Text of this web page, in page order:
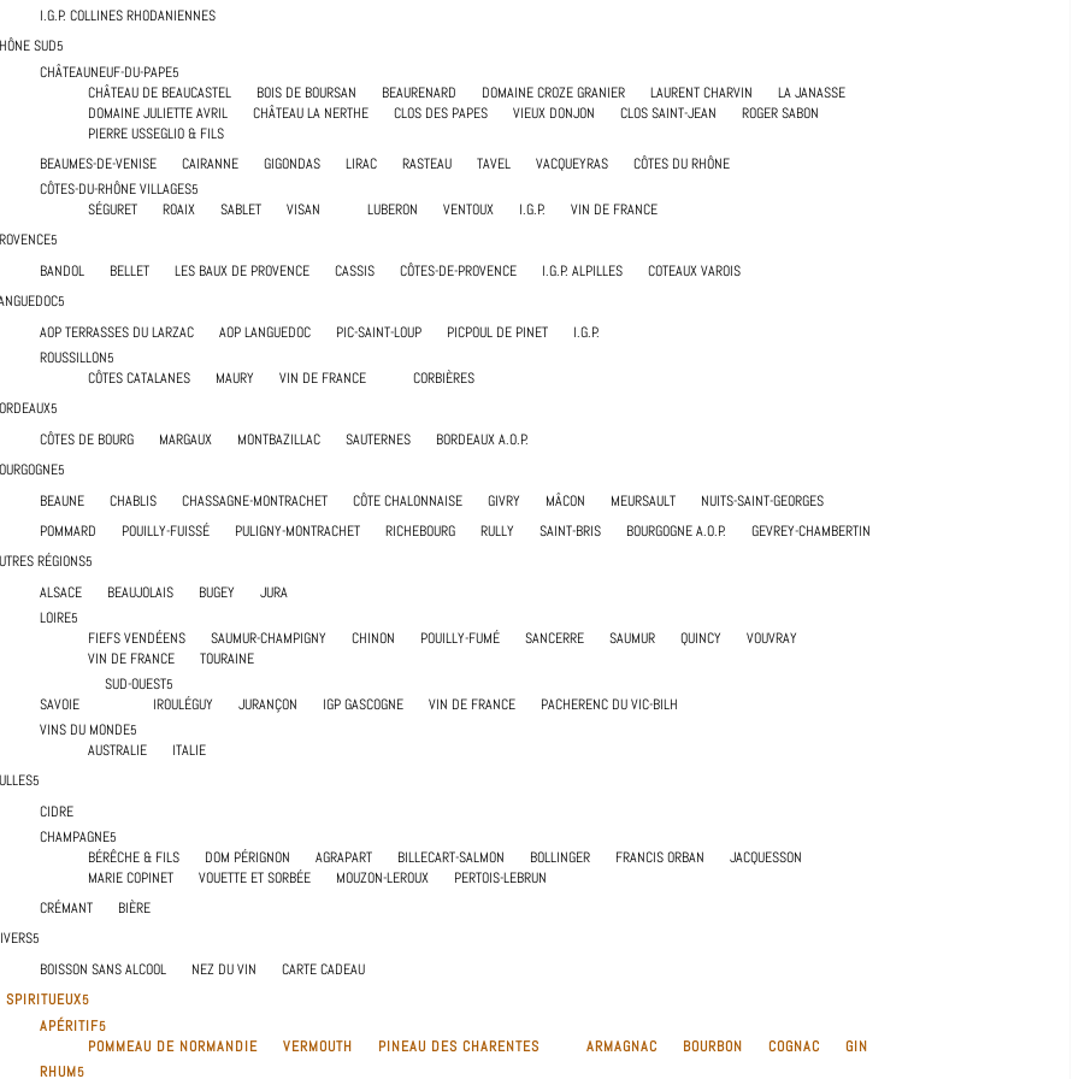
I.G.P. COLLINES RHODANIENNES
SUD
CHÂTEAUNEUF-DU-PAPE
CHÂTEAU DE BEAUCASTEL
BOIS DE BOURSAN BEAURENARD DOMAINE CROZE GRANIER LAURENT CHARVIN
LA JANASSE
DOMAINE JULIETTE AVRIL
CHÂTEAU LA NERTHE CLOS DES PAPES VIEUX DONJON CLOS SAINT-JEAN
ROGER SABON
PIERRE USSEGLIO & FILS
BEAUMES-DE-VENISE
CAIRANNE GIGONDAS LIRAC RASTEAU TAVEL VACQUEYRAS
CÔTES DU RHÔNE
CÔTES-DU-RHÔNE VILLAGES
SÉGURET
ROAIX SABLET VISAN LUBERON VENTOUX I.G.P.
VIN DE FRANCE
BANDOL
BELLET LES BAUX DE PROVENCE CASSIS CÔTES-DE-PROVENCE I.G.P. ALPILLES
COTEAUX VAROIS
AOP TERRASSES DU LARZAC
AOP LANGUEDOC PIC-SAINT-LOUP PICPOUL DE PINET
I.G.P.
ROUSSILLON
CÔTES CATALANES
MAURY VIN DE FRANCE
CORBIÈRES
CÔTES DE BOURG
MARGAUX MONTBAZILLAC SAUTERNES
BORDEAUX A.O.P.
BEAUNE
CHABLIS CHASSAGNE-MONTRACHET CÔTE CHALONNAISE GIVRY MÂCON MEURSAULT
NUITS-SAINT-GEORGES
POMMARD
POUILLY-FUISSÉ PULIGNY-MONTRACHET RICHEBOURG RULLY SAINT-BRIS BOURGOGNE A.O.P.
GEVREY-CHAMBERTIN
RÉGIONS
ALSACE
BEAUJOLAIS BUGEY
JURA
LOIRE
FIEFS VENDÉENS
SAUMUR-CHAMPIGNY CHINON POUILLY-FUMÉ SANCERRE SAUMUR QUINCY
VOUVRAY
VIN DE FRANCE
TOURAINE
SAVOIE
SUD-OUEST
IROULÉGUY
JURANÇON IGP GASCOGNE VIN DE FRANCE
PACHERENC DU VIC-BILH
VINS DU MONDE
AUSTRALIE
ITALIE
CIDRE
CHAMPAGNE
BÉRÊCHE & FILS
DOM PÉRIGNON AGRAPART BILLECART-SALMON BOLLINGER FRANCIS ORBAN
JACQUESSON
MARIE COPINET
VOUETTE ET SORBÉE MOUZON-LEROUX
PERTOIS-LEBRUN
CRÉMANT
BIÈRE
BOISSON SANS ALCOOL
NEZ DU VIN
CARTE CADEAU
| SPIRITUEUX
APÉRITIF
POMMEAU DE NORMANDIE
VERMOUTH PINEAU DES CHARENTES ARMAGNAC BOURBON COGNAC
GIN
RHUM